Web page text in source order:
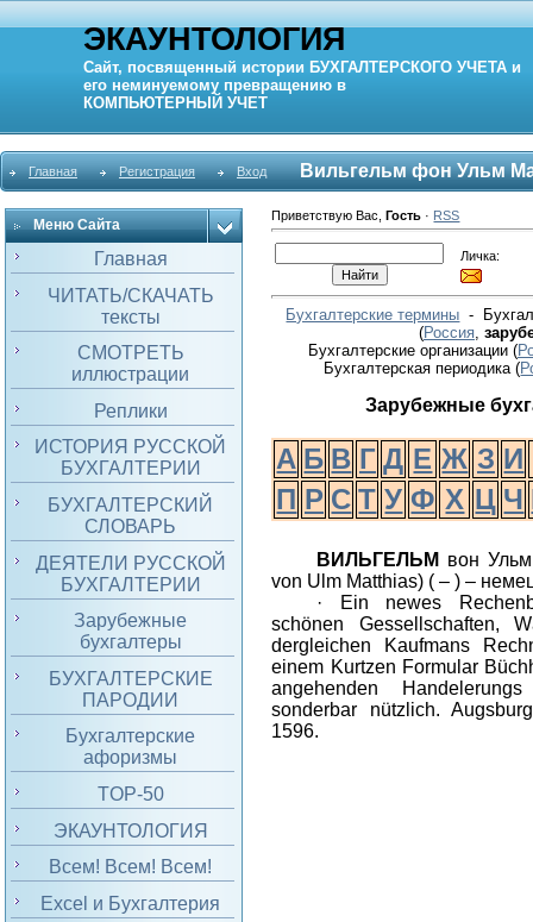
ЭКАУНТОЛОГИЯ
Сайт, посвященный истории БУХГАЛТЕРСКОГО УЧЕТА и
его неминуемому превращению в
КОМПЬЮТЕРНЫЙ УЧЕТ
Главная Регистрация Вход Вильгельм фон Ульм
Меню Сайта
Главная
ЧИТАТЬ/СКАЧАТЬ
тексты
СМОТРЕТЬ
иллюстрации
Реплики
ИСТОРИЯ РУССКОЙ
БУХГАЛТЕРИИ
БУХГАЛТЕРСКИЙ
СЛОВАРЬ
ДЕЯТЕЛИ РУССКОЙ
БУХГАЛТЕРИИ
Зарубежные
бухгалтеры
БУХГАЛТЕРСКИЕ
ПАРОДИИ
Бухгалтерские
афоризмы
TOP-50
ЭКАУНТОЛОГИЯ
Всем! Всем! Всем!
Excel и Бухгалтерия
Приветствую Вас ,Гость · RSS
Личка:
Бухгалтерские термины -
(Россия,
Бухгалтерские организации (
Бухгалтерская периодика(
Зарубежные
А Б В Г Д Е Ж З И
П Р С Т У Ф Х Ц Ч
ВИЛЬГЕЛЬМ вон Ульм
von Ulm Matthias) ( – ) –
·
Ein newes
schönen Gessellschaften, W
dergleichen Kaufmans
einem Kurtzen Formular B
angehenden
sonderbar nützlich. Augsburg
1596.